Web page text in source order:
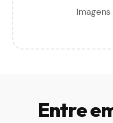
Entre